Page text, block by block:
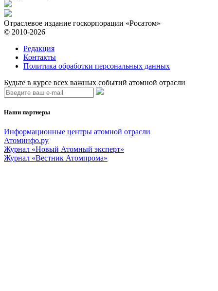
Отраслевое издание госкорпорации «Росатом»
© 2010-2026
Редакция
Контакты
Политика обработки персональных данных
Будьте в курсе всех важных событий атомной отрасли
Наши партнеры
Информационные центры атомной отрасли
Атоминфо.ру
Журнал «Новый Атомный эксперт»
Журнал «Вестник Атомпрома»